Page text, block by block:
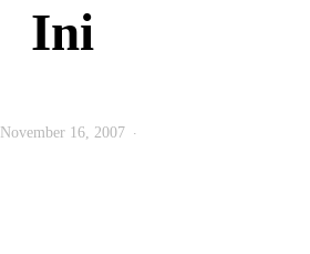
Ini
November 16, 2007